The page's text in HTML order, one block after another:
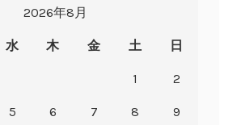
2026年8月
水 木 金 土 日
1 2
5 6 7 8 9